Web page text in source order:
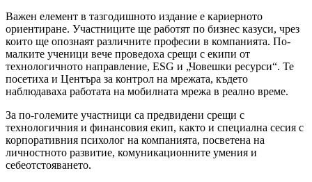
Важен елемент в тазгодишното издание е кариерното
ориентиране. Участниците ще работят по бизнес казуси, чрез
които ще опознаят различните професии в компанията. По-
малките ученици вече проведоха срещи с екипи от
технологичното направление, ESG и „Човешки ресурси“. Те
посетиха и Центъра за контрол на мрежата, където
наблюдаваха работата на мобилната мрежа в реално време.
За по-големите участници са предвидени срещи с
технологичния и финансовия екип, както и специална сесия с
корпоративния психолог на компанията, посветена на
личностното развитие, комуникационните умения и
себеотстояването.